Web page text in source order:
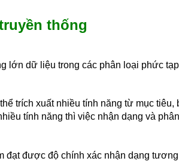
thống
lớn dữ liệu trong các phân loại phức
trích xuất nhiều tính năng từ mục tiêu,
tính năng thì việc nhận dạng và
đạt được độ chính xác nhận dạng